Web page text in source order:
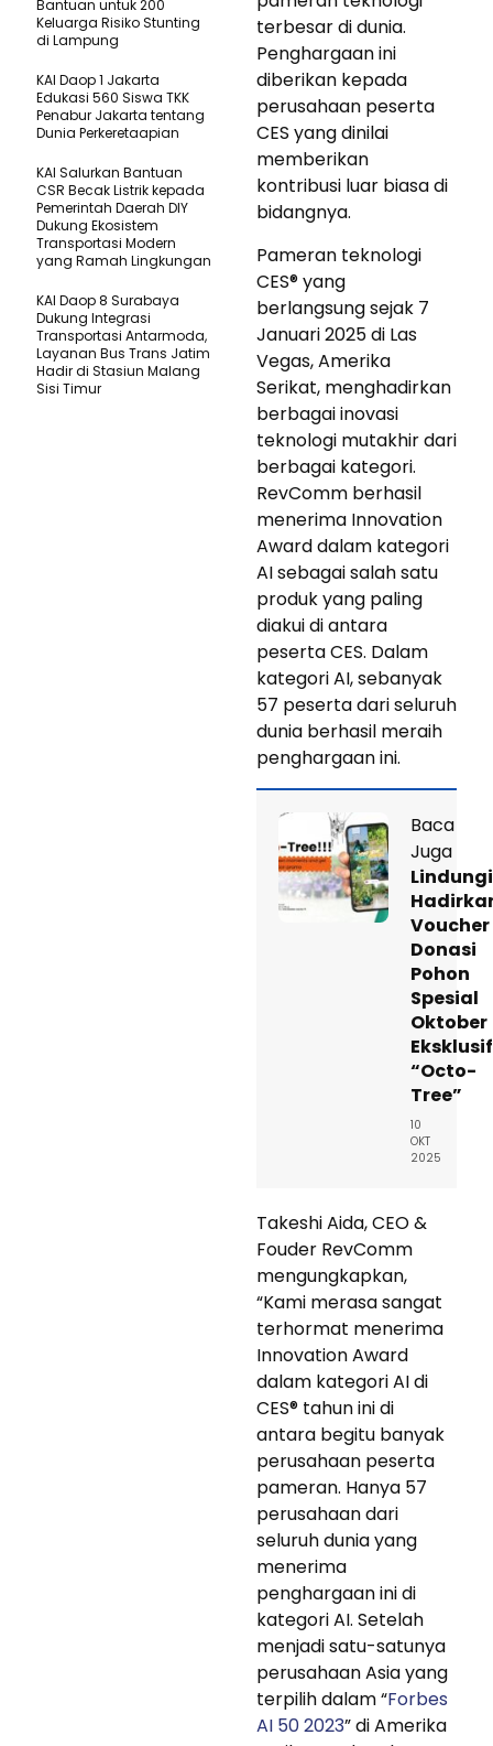
terbesar di dunia.
Penghargaan ini
diberikan kepada
perusahaan peserta
CES yang dinilai
memberikan
kontribusi luar biasa di
bidangnya.
Pameran teknologi
CES® yang
berlangsung sejak 7
Januari 2025 di Las
Vegas, Amerika
Serikat, menghadirkan
berbagai inovasi
teknologi mutakhir dari
berbagai kategori.
RevComm berhasil
menerima Innovation
Award dalam kategori
AI sebagai salah satu
produk yang paling
diakui di antara
peserta CES. Dalam
kategori AI, sebanyak
57 peserta dari seluruh
dunia berhasil meraih
penghargaan ini.
Baca
Juga
Voucher
Donasi
Pohon
Spesial
Oktober
Eksklusif
“Octo-
Tree”
10
OKT
2025
Takeshi Aida, CEO &
Fouder RevComm
mengungkapkan,
“Kami merasa sangat
terhormat menerima
Innovation Award
dalam kategori AI di
CES® tahun ini di
antara begitu banyak
perusahaan peserta
pameran. Hanya 57
perusahaan dari
seluruh dunia yang
menerima
penghargaan ini di
kategori AI. Setelah
menjadi satu-satunya
perusahaan Asia yang
terpilih dalam “Forbes
AI 50 2023” di Amerika
Bantuan untuk 200
Keluarga Risiko Stunting
di Lampung
KAI Daop 1 Jakarta
Edukasi 560 Siswa TKK
Penabur Jakarta tentang
Dunia Perkeretaapian
KAI Salurkan Bantuan
CSR Becak Listrik kepada
Pemerintah Daerah DIY
Dukung Ekosistem
Transportasi Modern
yang Ramah Lingkungan
KAI Daop 8 Surabaya
Dukung Integrasi
Transportasi Antarmoda,
Layanan Bus Trans Jatim
Hadir di Stasiun Malang
Sisi Timur